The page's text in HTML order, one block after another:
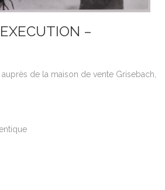
–
de la maison de vente Grisebach,